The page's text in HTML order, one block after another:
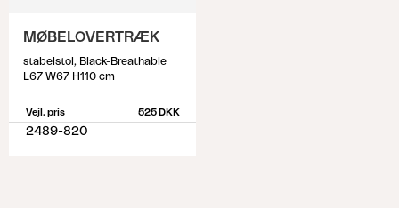
MØBELOVERTRÆK
stabelstol, Black-Breathable
L67 W67 H110 cm
Vejl. pris 525 DKK
2489-820